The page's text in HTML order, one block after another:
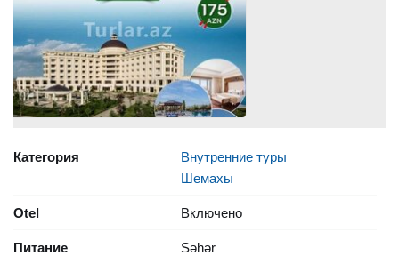
Категория
Внутренние туры
Шемахы
Otel Включено
Питание Səhər